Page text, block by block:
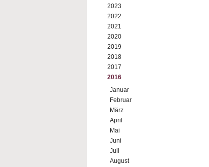
2023
2022
2021
2020
2019
2018
2017
2016
Januar
Februar
März
April
Mai
Juni
Juli
August